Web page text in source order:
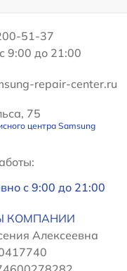
51-37
9:00 до 21:00
repair-center.ru
75
центра Samsung
с 9:00 до 21:00
КОМПАНИИ
Алексеевна